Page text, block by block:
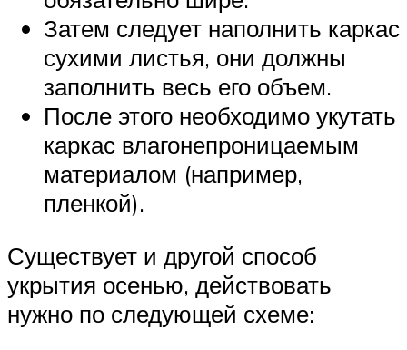
Затем следует наполнить каркас
сухими листья, они должны
заполнить весь его объем.
После этого необходимо укутать
каркас влагонепроницаемым
материалом (например,
пленкой).
Существует и другой способ
укрытия осенью, действовать
нужно по следующей схеме: